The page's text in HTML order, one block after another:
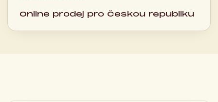
Online prodej pro Českou republiku